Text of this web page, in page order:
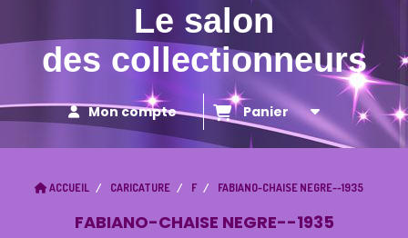
Le salon
des collectionneurs
Mon compte Panier
ACCUEIL CARICATURE F FABIANO-CHAISE NEGRE--1935
FABIANO-CHAISE NEGRE--1935